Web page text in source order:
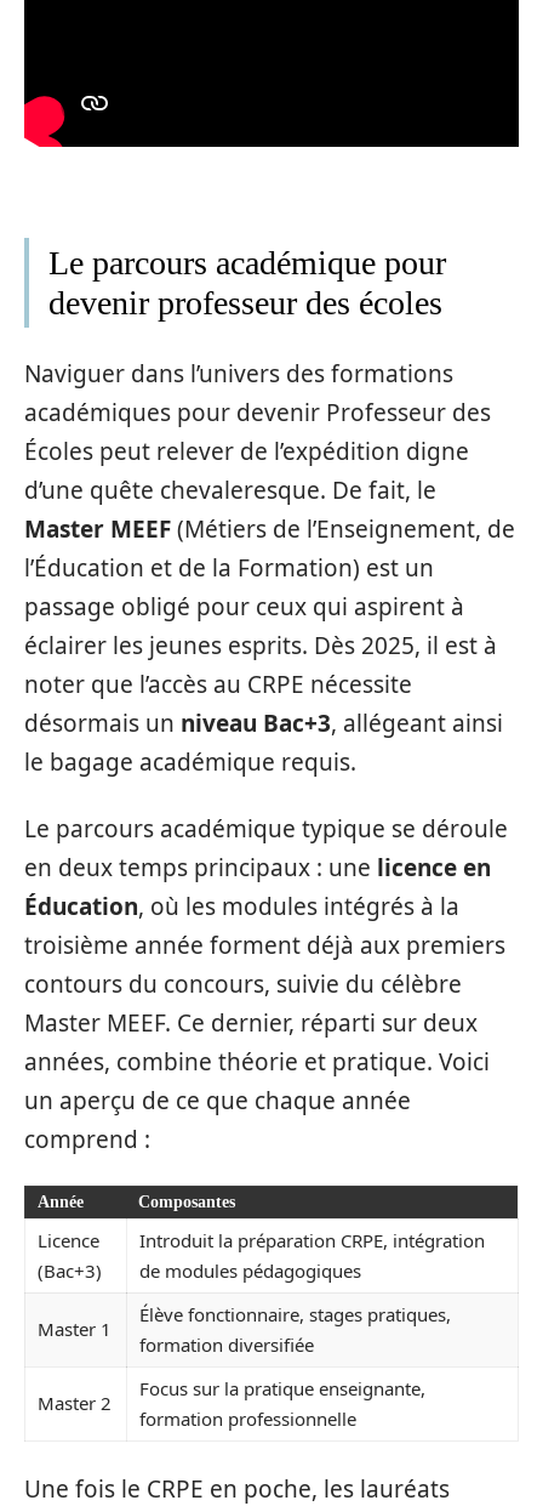
Le parcours académique pour
devenir professeur des écoles
Naviguer dans l’univers des formations
académiques pour devenir Professeur des
Écoles peut relever de l’expédition digne
d’une quête chevaleresque. De fait, le
Master MEEF(Métiers de l’Enseignement, de
l’Éducation et de la Formation) est un
passage obligé pour ceux qui aspirent à
éclairer les jeunes esprits. Dès 2025, il est à
noter que l’accès au CRPE nécessite
désormais un niveau Bac+3, allégeant ainsi
le bagage académique requis.
Le parcours académique typique se déroule
en deux temps principaux : une licence en
Éducation, où les modules intégrés à la
troisième année forment déjà aux premiers
contours du concours, suivie du célèbre
Master MEEF. Ce dernier, réparti sur deux
années, combine théorie et pratique. Voici
un aperçu de ce que chaque année
comprend :
Année Composantes
Licence
(Bac+3)
Introduit la préparation CRPE, intégration
de modules pédagogiques
Master 1
Élève fonctionnaire, stages pratiques,
formation diversifiée
Master 2
Focus sur la pratique enseignante,
formation professionnelle
Une fois le CRPE en poche, les lauréats